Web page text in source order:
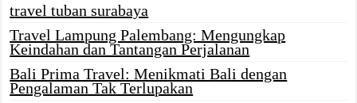
travel tuban surabaya
Travel Lampung Palembang: Mengungkap
Keindahan dan Tantangan Perjalanan
Bali Prima Travel: Menikmati Bali dengan
Pengalaman Tak Terlupakan